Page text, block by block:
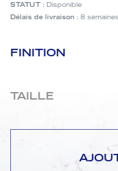
STATUT: Disponible
Délais de livraison : 8 semaines
Finition
FINITION
Taille
TAILLE